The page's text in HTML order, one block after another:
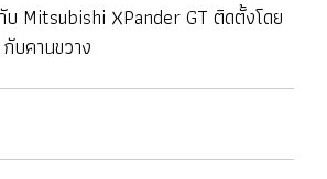
Mitsubishi XPander GT ติดตั้งโดย
บคานขวาง